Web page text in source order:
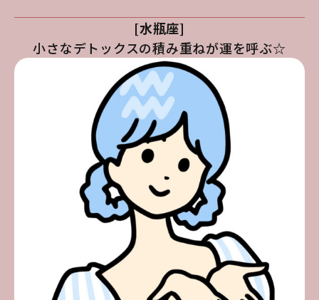
[水瓶座]
小さなデトックスの積み重ねが運を呼ぶ☆